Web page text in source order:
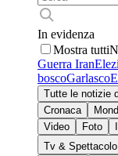
In evidenza
Mostra tutti
Guerra Iran
boscoGarlasco
Tutte le notizie
Cronaca
Video
Foto
Tv & Spettacolo